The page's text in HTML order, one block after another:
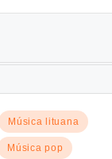
in
Música lituana
Música pop